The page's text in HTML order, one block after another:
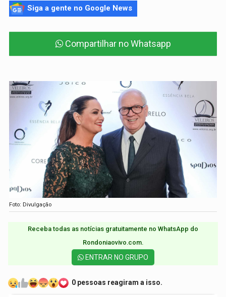
Siga a gente no Google News
Compartilhar no Whatsapp
Foto: Divulgação
Receba todas as notícias gratuitamente no WhatsApp do
Rondoniaovivo.com.​
ENTRAR NO GRUPO
0 pessoas reagiram a isso.